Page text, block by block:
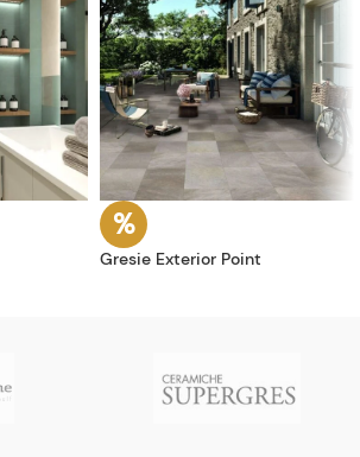
Gresie Exterior Point